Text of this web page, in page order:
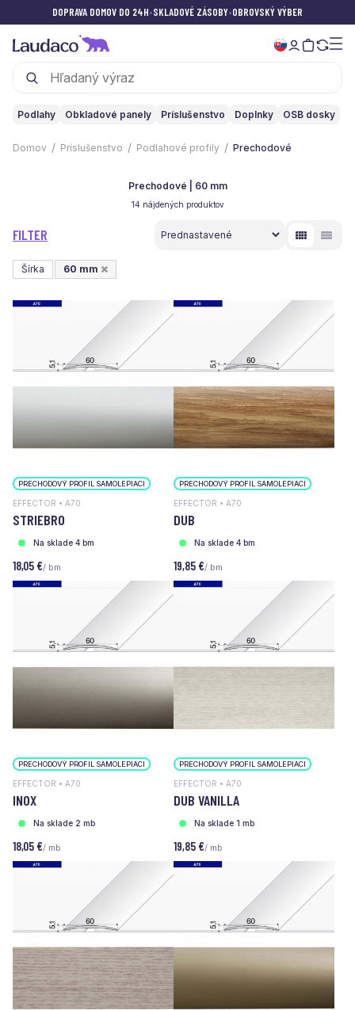
DOPRAVA DOMOV DO 24H•SKLADOVÉ ZÁSOBY•OBROVSKÝ VÝBER
Podlahy Obkladové panely Príslušenstvo Doplnky OSB dosky
Domov Príslušenstvo Podlahové profily Prechodové
Prechodové | 60 mm
14 nájdených produktov
FILTER
Šírka 60 mm
PRECHODOVÝ PROFIL SAMOLEPIACI
EFFECTOR • A70
STRIEBRO
Na sklade 4 bm
18,05 €/ bm
PRECHODOVÝ PROFIL SAMOLEPIACI
EFFECTOR • A70
DUB
Na sklade 4 bm
19,85 €/ bm
PRECHODOVÝ PROFIL SAMOLEPIACI
EFFECTOR • A70
INOX
Na sklade 2 mb
18,05 €/ mb
PRECHODOVÝ PROFIL SAMOLEPIACI
EFFECTOR • A70
DUB VANILLA
Na sklade 1 mb
19,85 €/ mb